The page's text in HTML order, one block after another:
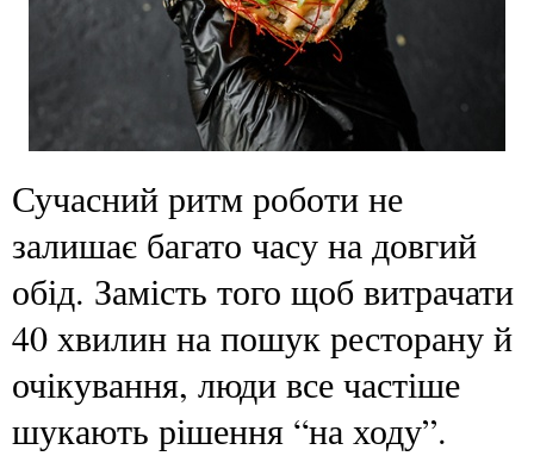
Сучасний ритм роботи не
залишає багато часу на довгий
обід. Замість того щоб витрачати
40 хвилин на пошук ресторану й
очікування, люди все частіше
шукають рішення “на ходу”.